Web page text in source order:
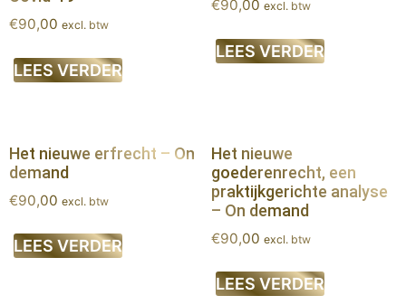
€90,00 excl. btw
LEES VERDER
€90,00 excl. btw
LEES VERDER
Het nieuwe erfrecht – On
demand
€90,00 excl. btw
LEES VERDER
Het nieuwe
goederenrecht, een
praktijkgerichte analyse
– On demand
€90,00 excl. btw
LEES VERDER